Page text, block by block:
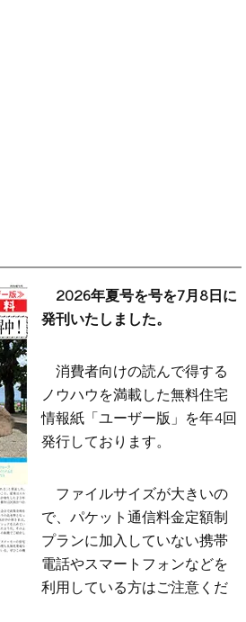
2026年夏号を号を7月8日に
発刊いたしました。
消費者向けの読んで得する
ノウハウを満載した無料住宅
情報紙「ユーザー版」を年4回
発行しております。
ファイルサイズが大きいの
で、パケット通信料金定額制
プランに加入していない携帯
電話やスマートフォンなどを
利用している方はご注意くだ